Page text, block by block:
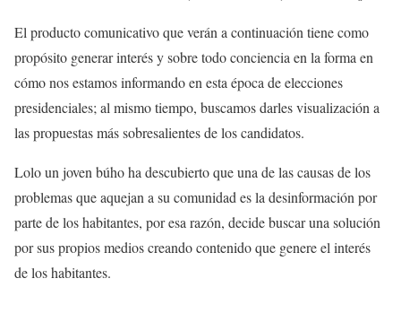
El producto comunicativo que verán a continuación tiene como
propósito generar interés y sobre todo conciencia en la forma en
cómo nos estamos informando en esta época de elecciones
presidenciales; al mismo tiempo, buscamos darles visualización a
las propuestas más sobresalientes de los candidatos.
Lolo un joven búho ha descubierto que una de las causas de los
problemas que aquejan a su comunidad es la desinformación por
parte de los habitantes, por esa razón, decide buscar una solución
por sus propios medios creando contenido que genere el interés
de los habitantes.